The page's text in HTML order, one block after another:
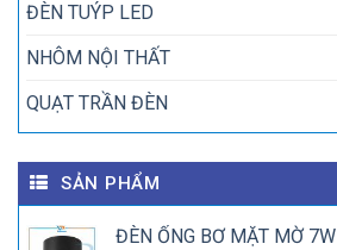
ĐÈN TUÝP LED
NHÔM NỘI THẤT
QUẠT TRẦN ĐÈN
SẢN PHẨM
ĐÈN ỐNG BƠ MẶT MỜ 7W